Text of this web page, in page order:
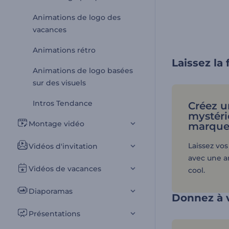
Animations de logo des
vacances
Animations rétro
Animations de logo basées
sur des visuels
Intros Tendance
Montage vidéo
Vidéos d'invitation
Vidéos de vacances
Diaporamas
Présentations
Laissez
Créez
marque
Laissez
avec une
cool.
Donnez à